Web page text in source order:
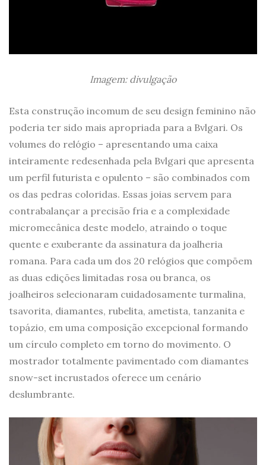
Imagem: divulgação
Esta construção incomum de seu design feminino não
poderia ter sido mais apropriada para a Bvlgari. Os
volumes do relógio – apresentando uma caixa
inteiramente redesenhada pela Bvlgari que apresenta
um perfil futurista e opulento – são combinados com
os das pedras coloridas. Essas joias servem para
contrabalançar a precisão fria e a complexidade
micromecânica deste modelo, atraindo o toque
quente e exuberante da assinatura da joalheria
romana. Para cada um dos 20 relógios que compõem
as duas edições limitadas rosa ou branca, os
joalheiros selecionaram cuidadosamente turmalina,
tsavorita, diamantes, rubelita, ametista, tanzanita e
topázio, em uma composição excepcional formando
um círculo completo em torno do movimento. O
mostrador totalmente pavimentado com diamantes
snow-set incrustados oferece um cenário
deslumbrante.